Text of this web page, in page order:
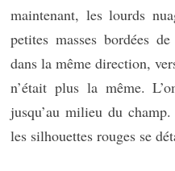
maintenant, les lourds
petites masses bordées
dans la même direction,
n’était plus la même.
jusqu’au milieu du
les silhouettes rouges se